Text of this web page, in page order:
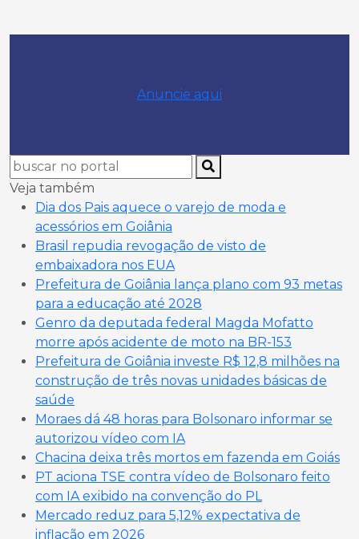
Anuncie aqui
Veja também
Dia dos Pais aquece o varejo de moda e
acessórios em Goiânia
Brasil repudia revogação de visto de
embaixadora nos EUA
Prefeitura de Goiânia lança plano com 93 metas
para a educação até 2028
Genro da deputada federal Magda Mofatto
morre após acidente de moto na BR-153
Prefeitura de Goiânia investe R$ 12,8 milhões na
construção de três novas unidades básicas de
saúde
Moraes dá 48 horas para Bolsonaro informar se
autorizou vídeo com IA
Chacina deixa três mortos em fazenda em Goiás
PT aciona TSE contra vídeo de Bolsonaro feito
com IA exibido na convenção do PL
Mercado reduz para 5,12% expectativa de
inflação em 2026